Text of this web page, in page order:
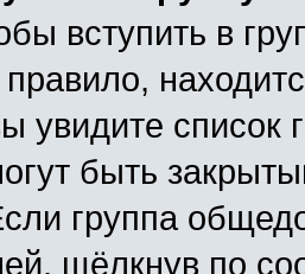
вступить в
правило,
увидите список
быть
группа
щёлкнув по